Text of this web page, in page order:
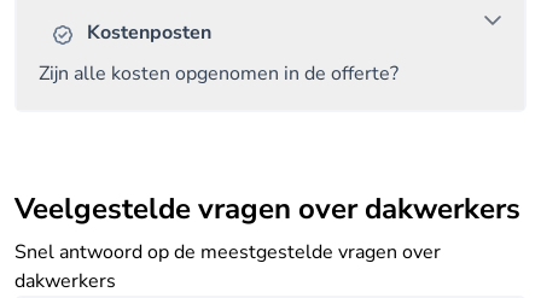
Kostenposten
Zijn alle kosten opgenomen in de offerte?
Veelgestelde vragen over dakwerkers
Snel antwoord op de meestgestelde vragen over
dakwerkers